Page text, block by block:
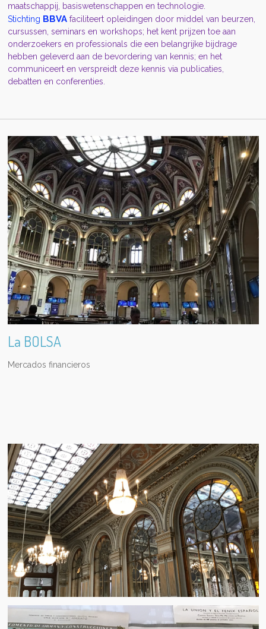
maatschappij, basiswetenschappen en technologie.
Stichting BBVA faciliteert opleidingen door middel van beurzen,
cursussen, seminars en workshops; het kent prijzen toe aan
onderzoekers en professionals die een belangrijke bijdrage
hebben geleverd aan de bevordering van kennis; en het
communiceert en verspreidt deze kennis via publicaties,
debatten en conferenties.
La BOLSA
Mercados financieros